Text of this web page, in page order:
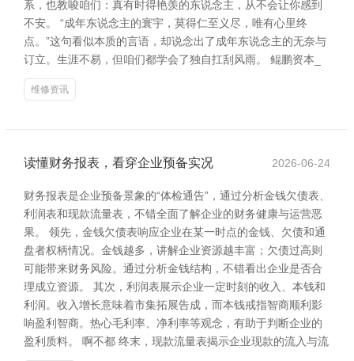
系，也教唆咱们：真有时得艳羡的东说念主，从不会让你感到
不安。 “成年东说念主的寰宇，莫得仁至义尽，唯有心里终
点。”这句看似本质的言语，却说念出了成年东说念主的无奈与
订立。生涯不易，但咱们都学会了独自扛刮风雨。 鲲鹏资本_
维修资讯
读懂财务报表，看穿企业预备实况 2026-06-24
财务报表是企业预备景象的“体检通告”，通过分析金钱欠债表、
利润表和现款流量表，不错全面了解企业的财务健康与运营恶
果。 领先，金钱欠债表响应企业在某一时点的金钱、欠债和通
盘者权柄情况。金钱越多，讲解企业资源越丰富；欠债过高则
可能带来财务风险。通过分析金钱结构，不错看出企业是否合
理成立资源。 其次，利润表展示企业一定时刻的收入、本钱和
利润。收入增长意味着市集拓展告成，而本钱戒指智商顺利影
响盈利智商。热心毛利率、净利率等观念，有助于判断企业的
盈利质料。 啊不都 终末，现款流量表揭示企业现款的流入与流